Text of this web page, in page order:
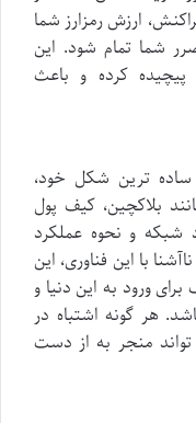
ارزش رمزارز شما
شما تمام شود. این
پیچیده کرده و باعث
ساده ترین شکل خود،
بلاکچین، کیف پول
شبکه و نحوه عملکرد
با این فناوری، این
ورود به این دنیا و
هر گونه اشتباه در
منجر به از دست